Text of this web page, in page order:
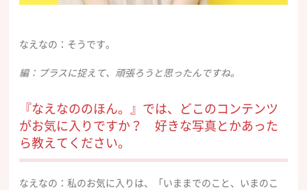
なえなの：そうです。
編：プラスに捉えて、頑張ろうと思ったんですね。
『なえなののほん。』では、どこのコンテンツ
がお気に入りですか？ 好きな写真とかあった
ら教えてください。
なえなの：私のお気に入りは、「いままでのこと、いまのこ